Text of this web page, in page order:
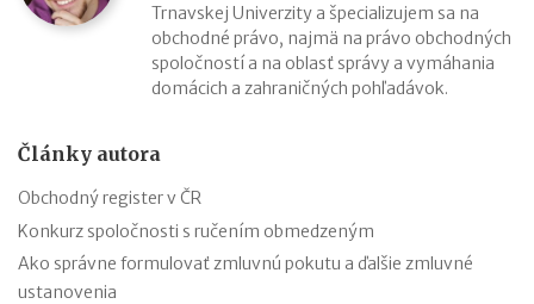
Trnavskej Univerzity a špecializujem sa na
obchodné právo, najmä na právo obchodných
spoločností a na oblasť správy a vymáhania
domácich a zahraničných pohľadávok.
Články autora
Obchodný register v ČR
Konkurz spoločnosti s ručením obmedzeným
Ako správne formulovať zmluvnú pokutu a ďalšie zmluvné
ustanovenia